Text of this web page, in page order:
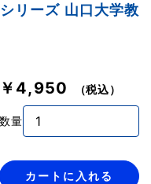
リーズ 山口大学教
￥4,950 （税込）
数量
カートに入れる